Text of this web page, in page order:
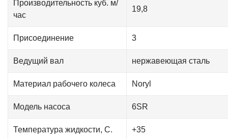
Производительность куб. м/
час
19,8
Присоединение 3
Ведущий вал нержавеющая сталь
Материал рабочего колеса Noryl
Модель насоса 6SR
Температура жидкости, С. +35